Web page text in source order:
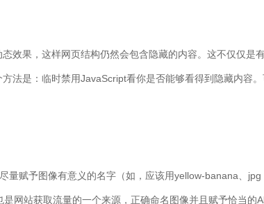
效果，这样网页结构仍然会包含隐藏的内容。这不仅仅
法是：临时禁用JavaScript看你是否能够看得到隐藏内容
量赋予图像有意义的名字（如，应该用yellow-banana、
网站获取流量的一个来源，正确命名图像并且赋予恰当的